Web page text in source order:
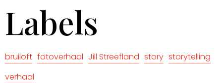
Labels
bruiloft fotoverhaal Jill Streefland story storytelling
verhaal